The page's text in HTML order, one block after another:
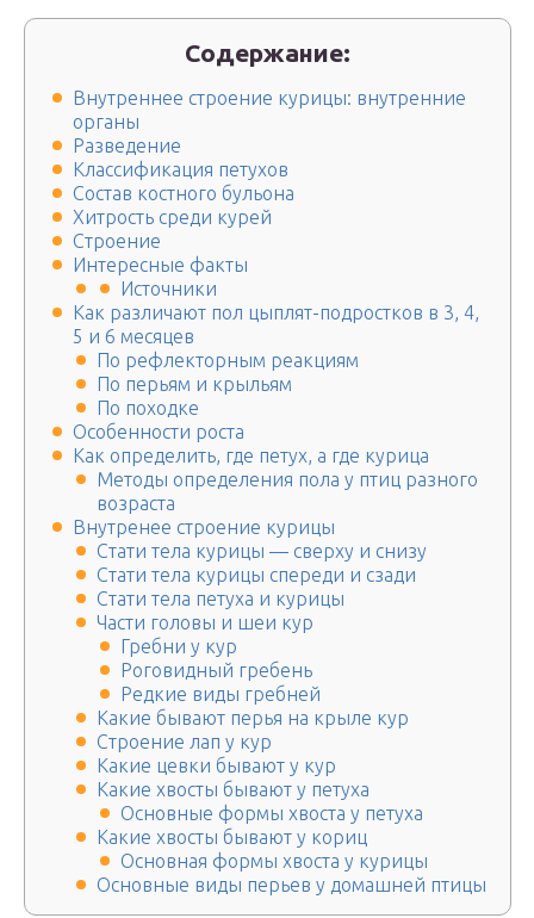
Содержание:
Внутреннее строение курицы: внутренние
органы
Разведение
Классификация петухов
Состав костного бульона
Хитрость среди курей
Строение
Интересные факты
Источники
Как различают пол цыплят-подростков в 3, 4,
5 и 6 месяцев
По рефлекторным реакциям
По перьям и крыльям
По походке
Особенности роста
Как определить, где петух, а где курица
Методы определения пола у птиц разного
возраста
Внутренее строение курицы
Стати тела курицы — сверху и снизу
Стати тела курицы спереди и сзади
Стати тела петуха и курицы
Части головы и шеи кур
Гребни у кур
Роговидный гребень
Редкие виды гребней
Какие бывают перья на крыле кур
Строение лап у кур
Какие цевки бывают у кур
Какие хвосты бывают у петуха
Основные формы хвоста у петуха
Какие хвосты бывают у кориц
Основная формы хвоста у курицы
Основные виды перьев у домашней птицы